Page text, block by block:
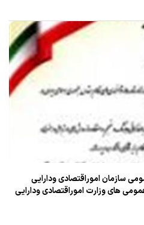
سازمان اموراقتصادی ودارایی
های وزارت اموراقتصادی ودارایی